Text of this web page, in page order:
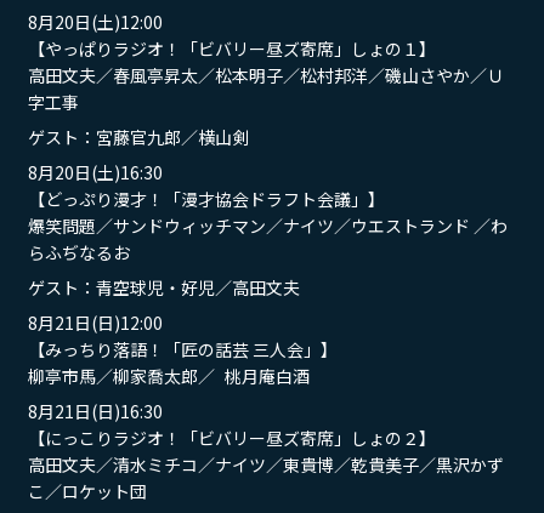
8月20日(土)12:00
【やっぱりラジオ！「ビバリー昼ズ寄席」しょの１】
高田文夫／春風亭昇太／松本明子／松村邦洋／磯山さやか／Ｕ
字工事
ゲスト：宮藤官九郎／横山剣
8月20日(土)16:30
【どっぷり漫才！「漫才協会ドラフト会議」】
爆笑問題／サンドウィッチマン／ナイツ／ウエストランド ／わ
らふぢなるお
ゲスト：青空球児・好児／高田文夫
8月21日(日)12:00
【みっちり落語！「匠の話芸 三人会」】
柳亭市馬／柳家喬太郎／ 桃月庵白酒
8月21日(日)16:30
【にっこりラジオ！「ビバリー昼ズ寄席」しょの２】
高田文夫／清水ミチコ／ナイツ／東貴博／乾貴美子／黒沢かず
こ／ロケット団